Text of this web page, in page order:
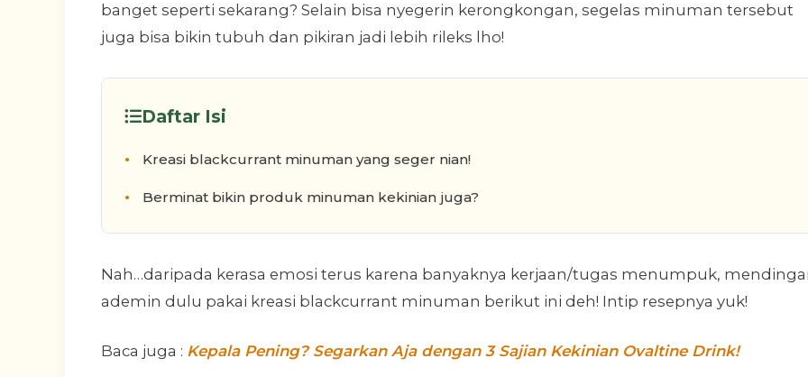
banget seperti sekarang? Selain bisa nyegerin kerongkongan, segelas minuman tersebut
juga bisa bikin tubuh dan pikiran jadi lebih rileks lho!
Daftar Isi
Kreasi blackcurrant minuman yang seger nian!
Berminat bikin produk minuman kekinian juga?
Nah…daripada kerasa emosi terus karena banyaknya kerjaan/tugas menumpuk,
ademin dulu pakai kreasi blackcurrant minuman berikut ini deh! Intip resepnya yuk!
Baca juga : Kepala Pening? Segarkan Aja dengan 3 Sajian Kekinian Ovaltine Drink!